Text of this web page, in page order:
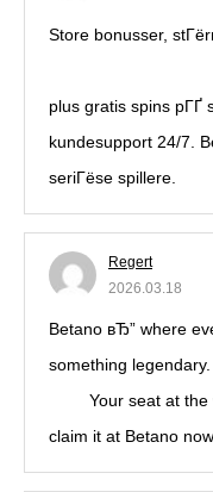
Store bonusser,
plus gratis spins pГҐ
kundesupport 24/7.
seriГёse spillere.
Regert
2026.03.18
Betano вЂ” where
something legendary.
Your seat at
claim it at Betano now.